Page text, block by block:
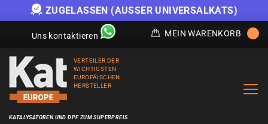
ZUGELASSEN (AUSSER UNIVERSALKATS)
Uns kontaktieren MEIN WARENKORB
VERTEILER DER
WICHTIGSTEN
EUROPÄISCHEN
HERSTELLER
KATALYSATOREN UND DPF ZUM SUPERPREIS